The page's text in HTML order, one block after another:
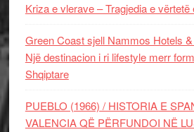
Kriza e vlerave – Tragjedia e
Green Coast sjell Nammos Hotels
Një destinacion i ri lifestyle merr
Shqiptare
PUEBLO (1966) / HISTORIA E
VALENCIA QË PËRFUNDOI NË